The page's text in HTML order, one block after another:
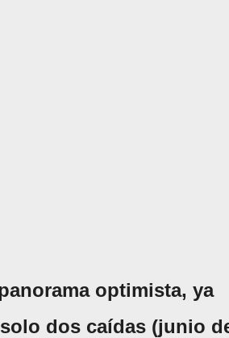
optimista, ya
dos caídas (junio